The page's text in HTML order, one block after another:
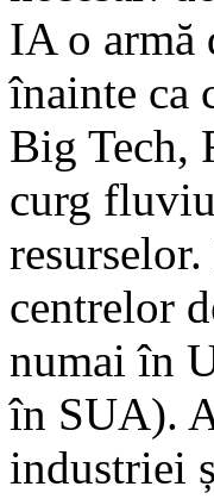
IA o armă
înainte ca
Big Tech,
curg fluviu
centrelor
numai în
în SUA).
industriei